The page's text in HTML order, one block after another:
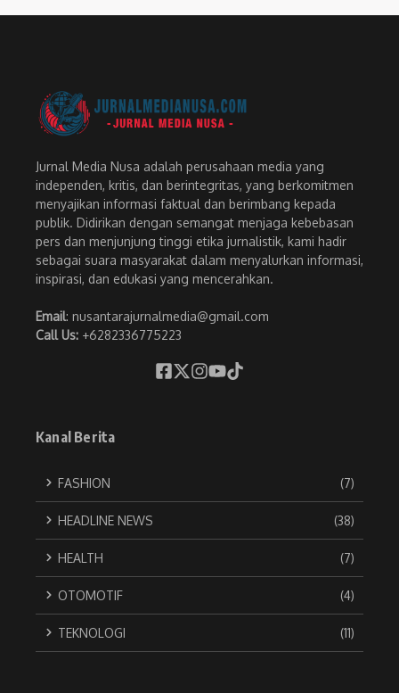
Jurnal Media Nusa adalah perusahaan media yang
independen, kritis, dan berintegritas, yang berkomitmen
menyajikan informasi faktual dan berimbang kepada
publik. Didirikan dengan semangat menjaga kebebasan
pers dan menjunjung tinggi etika jurnalistik, kami hadir
sebagai suara masyarakat dalam menyalurkan informasi,
inspirasi, dan edukasi yang mencerahkan.
Email: nusantarajurnalmedia@gmail.com
Call Us: +6282336775223
Kanal Berita
FASHION (7)
HEADLINE NEWS (38)
HEALTH (7)
OTOMOTIF (4)
TEKNOLOGI (11)